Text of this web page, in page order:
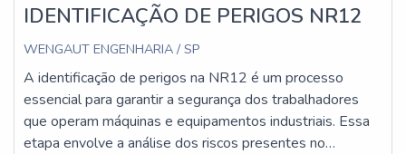
IDENTIFICAÇÃO DE PERIGOS NR12
WENGAUT ENGENHARIA / SP
A identificação de perigos na NR12 é um processo
essencial para garantir a segurança dos trabalhadores
que operam máquinas e equipamentos industriais. Essa
etapa envolve a análise dos riscos presentes no